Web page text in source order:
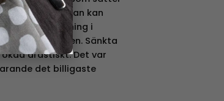
till och vart man kan
plåtvalsning i
Sänkta
drastiskt. Det var
det billigaste